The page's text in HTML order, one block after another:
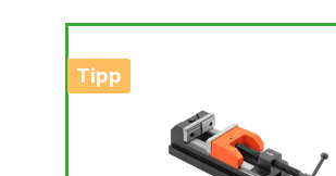
Tipp